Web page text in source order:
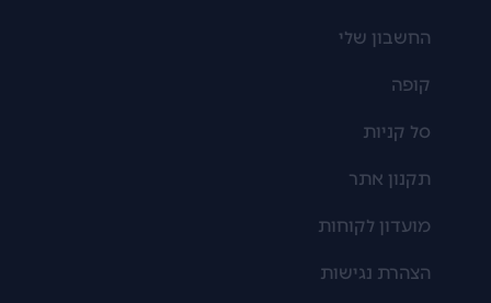
החשבון שלי
קופה
סל קניות
תקנון אתר
מועדון לקוחות
הצהרת נגישות